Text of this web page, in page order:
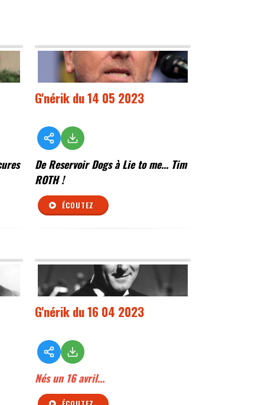
G'nérik du 14 05 2023
De Reservoir Dogs à Lie to me... Tim
ROTH !
ÉCOUTEZ
G'nérik du 16 04 2023
Nés un 16 avril...